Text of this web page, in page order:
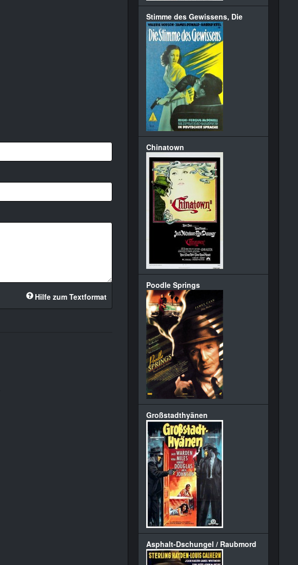
Hilfe zum Textformat
Stimme des Gewissens, Die
Chinatown
Poodle Springs
Großstadthyänen
Asphalt-Dschungel / Raubmord